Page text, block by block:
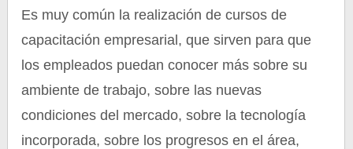
Es muy común la realización de cursos de
capacitación empresarial, que sirven para que
los empleados puedan conocer más sobre su
ambiente de trabajo, sobre las nuevas
condiciones del mercado, sobre la tecnología
incorporada, sobre los progresos en el área,